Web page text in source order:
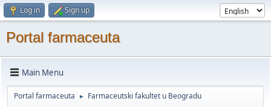
Log in Sign up
Portal farmaceuta
Main Menu
Portal farmaceuta ► Farmaceutski fakultet u Beogradu